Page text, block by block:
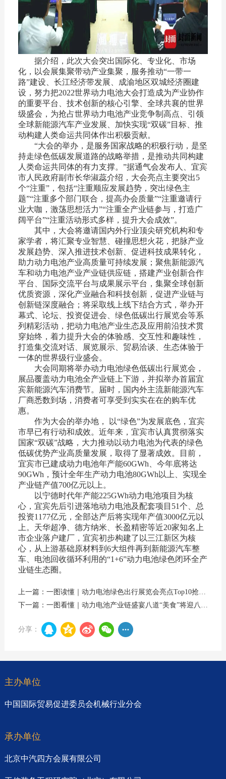
据介绍，此次大会突出国际化、专业化、市场
化，以会展集聚带动产业集聚，服务推动“一带一
路”建设、长江经济带发展、成渝地区双城经济圈建
设，努力把2022世界动力电池大会打造成为产业协作
的重要平台、技术创新的核心引擎、全球共襄的世界
级盛会，为抢占世界动力电池产业竞争制高点、引领
全球新能源汽车产业发展、加快实现“双碳”目标、推
动构建人类命运共同体作出积极贡献。
“大会的举办，是服务国家战略的积极行动，是坚
持走绿色低碳发展道路的战略举措，是推动共同构建
人类命运共同体的有力支撑。”据通气会发布人、宜宾
市人民政府副市长华淑蕊介绍，大会亮点主要突出5
个“注重”，包括“注重顺应发展趋势，突出绿色主
题”“注重多个部门联合，提高办会质量”“注重邀请行
业大咖，激荡思想活力”“注重全产业链参与，打造广
阔平台”“注重活动形式多样，提升大会成效”。
其中，大会将邀请国内外行业顶尖研究机构和专
家学者，将汇聚专业智慧、碰撞思想火花，把脉产业
发展趋势、深入推进技术创新、促进科技成果转化，
助力动力电池产业高质量可持续发展；聚焦新能源汽
车和动力电池产业产业链供应链，搭建产业创新合作
平台、国际交流平台与成果展示平台，集聚全球创新
优质资源，深化产业融合和科技创新，促进产业链与
创新链深度融合；将采取线上线下结合方式，举办开
幕式、论坛、投资促进会、绿色低碳出行展览会等系
列精彩活动，把动力电池产业生态及应用前沿技术贯
穿始终，着力提升大会的体验感、交互性和趣味性，
打造集交流对话、展览展示、贸易洽谈、生态体验于
一体的世界级行业盛会。
大会同期将举办动力电池绿色低碳出行展览会，
展品覆盖动力电池全产业链上下游，并拟举办首届宜
宾新能源汽车消费节。届时，国内外主流新能源汽车
厂商悉数到场，消费者可享受到实实在在的购车优
惠。
作为大会的举办地， 以“绿色”为发展底色，宜宾
市早已有行动和成效。近年来，宜宾市认真贯彻落实
国家“双碳”战略，大力推动以动力电池为代表的绿色
低碳优势产业高质量发展，取得了显著成效。目前，
宜宾市已建成动力电池年产能60GWh、今年底将达
90GWh，预计全年生产动力电池80GWh以上、实现全
产业链产值700亿元以上。
以宁德时代年产能225GWh动力电池项目为核
心，宜宾先后引进落地动力电池及配套项目51个、总
投资1177亿元，全部达产后将实现年产值3000亿元以
上。天华超净、德方纳米、长盈精密等近20家知名上
市企业落户建厂，宜宾初步构建了以三江新区为核
心，从上游基础原材料到6大组件再到新能源汽车整
车、电池回收循环利用的“1+6”动力电池绿色闭环全产
业链生态圈。
上一篇：一图读懂｜动力电池绿色出行展览会亮点Top10抢先看
分享：
主办单位
中国国际贸易促进委员会机械行业分会
承办单位
北京中汽四方会展有限公司